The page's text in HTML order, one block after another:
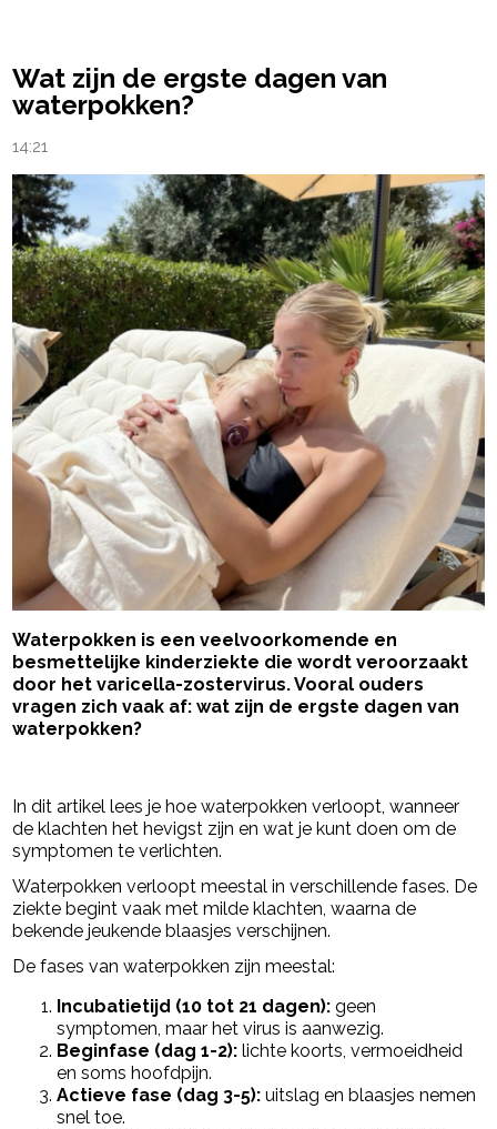
Wat zijn de ergste dagen van
waterpokken?
14:21
Waterpokken is een veelvoorkomende en
besmettelijke kinderziekte die wordt veroorzaakt
door het varicella-zostervirus. Vooral ouders
vragen zich vaak af: wat zijn de ergste dagen van
waterpokken?
In dit artikel lees je hoe waterpokken verloopt, wanneer
de klachten het hevigst zijn en wat je kunt doen om de
symptomen te verlichten.
Waterpokken verloopt meestal in verschillende fases. De
ziekte begint vaak met milde klachten, waarna de
bekende jeukende blaasjes verschijnen.
De fases van waterpokken zijn meestal:
Incubatietijd (10 tot 21 dagen): geen
symptomen, maar het virus is aanwezig.
Beginfase (dag 1-2): lichte koorts, vermoeidheid
en soms hoofdpijn.
Actieve fase (dag 3-5): uitslag en blaasjes nemen
snel toe.